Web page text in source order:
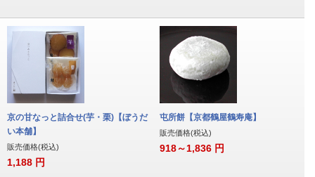
京の甘なっと詰合せ(芋・栗)【ぼうだ
い本舗】
販売価格(税込)
1,188 円
屯所餅【京都鶴屋鶴寿庵】
販売価格(税込)
918～1,836 円